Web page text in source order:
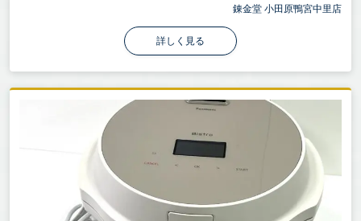
錬金堂 小田原鴨宮中里店
詳しく見る